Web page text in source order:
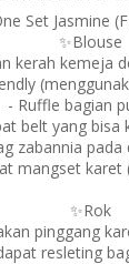
Set Jasmine
✨Blouse
kerah kemeja
- ⁠Ruffle bagian
belt yang bisa
zabannia pada
mangset karet
✨Rok
pinggang
resleting